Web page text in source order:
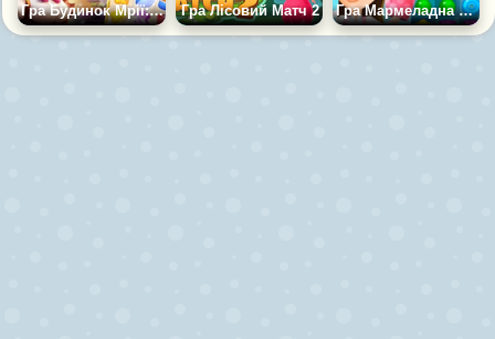
Гра Будинок Мрії: Три в Ряд Гра Лісовий Матч 2 Гра Мармеладна Долина Три в Ряд